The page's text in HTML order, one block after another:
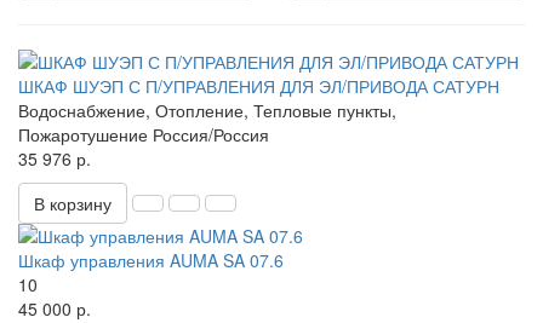
ШКАФ ШУЭП С П/УПРАВЛЕНИЯ ДЛЯ ЭЛ/ПРИВОДА САТУРН
Водоснабжение, Отопление, Тепловые пункты,
Пожаротушение Россия/Россия
35 976 р.
В корзину
Шкаф управления AUMA SA 07.6
10
45 000 р.